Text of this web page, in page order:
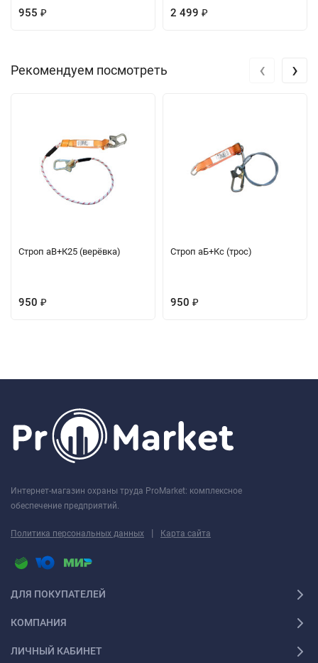
955 ₽ 2 499 ₽
Рекомендуем посмотреть
Строп аВ+К25 (верёвка)
950 ₽
Строп аБ+Кс (трос)
950 ₽
‹ ›
Интернет-магазин охраны труда ProMarket: комплексное
обеспечение предприятий.
Политика персональных данных | Карта сайта
ДЛЯ ПОКУПАТЕЛЕЙ
КОМПАНИЯ
ЛИЧНЫЙ КАБИНЕТ